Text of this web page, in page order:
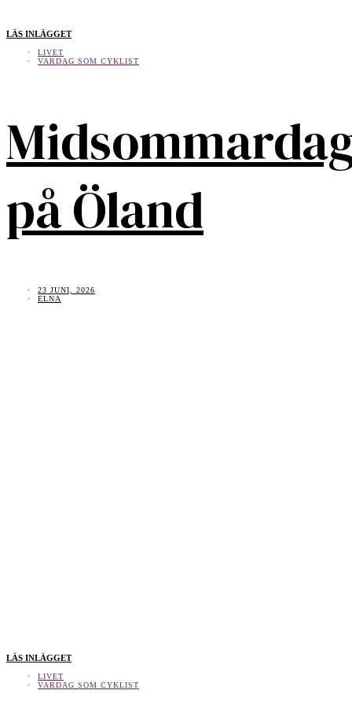
LÄS INLÄGGET
LIVET
VARDAG SOM CYKLIST
på Öland
23 JUNI, 2026
ELNA
LÄS INLÄGGET
LIVET
VARDAG SOM CYKLIST